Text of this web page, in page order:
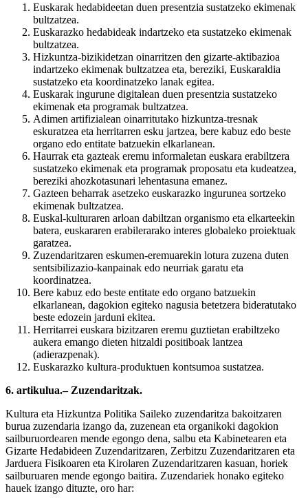
Euskarak hedabideetan duen presentzia sustatzeko ekimenak
bultzatzea.
Euskarazko hedabideak indartzeko eta sustatzeko ekimenak
bultzatzea.
Hizkuntza-bizikidetzan oinarritzen den gizarte-aktibazioa
indartzeko ekimenak bultzatzea eta, bereziki, Euskaraldia
sustatzeko eta koordinatzeko lanak egitea.
Euskarak ingurune digitalean duen presentzia sustatzeko
ekimenak eta programak bultzatzea.
Adimen artifizialean oinarritutako hizkuntza-tresnak
eskuratzea eta herritarren esku jartzea, bere kabuz edo beste
organo edo entitate batzuekin elkarlanean.
Haurrak eta gazteak eremu informaletan euskara erabiltzera
sustatzeko ekimenak eta programak proposatu eta kudeatzea,
bereziki ahozkotasunari lehentasuna emanez.
Gazteen beharrak asetzeko euskarazko ingurunea sortzeko
ekimenak bultzatzea.
Euskal-kulturaren arloan dabiltzan organismo eta elkarteekin
batera, euskararen erabilerarako interes globaleko proiektuak
garatzea.
Zuzendaritzaren eskumen-eremuarekin lotura zuzena duten
sentsibilizazio-kanpainak edo neurriak garatu eta
koordinatzea.
Bere kabuz edo beste entitate edo organo batzuekin
elkarlanean, dagokion egiteko nagusia betetzera bideratutako
beste edozein jarduni ekitea.
Herritarrei euskara bizitzaren eremu guztietan erabiltzeko
aukera emango dieten hitzaldi positiboak lantzea
(adierazpenak).
Euskarazko kultura-produktuen kontsumoa sustatzea.
6. artikulua.– Zuzendaritzak.
Kultura eta Hizkuntza Politika Saileko zuzendaritza bakoitzaren
burua zuzendaria izango da, zuzenean eta organikoki dagokion
sailburuordearen mende egongo dena, salbu eta Kabinetearen eta
Gizarte Hedabideen Zuzendaritzaren, Zerbitzu Zuzendaritzaren eta
Jarduera Fisikoaren eta Kirolaren Zuzendaritzaren kasuan, horiek
sailburuaren mende egongo baitira. Zuzendariek honako egiteko
hauek izango dituzte, oro har: